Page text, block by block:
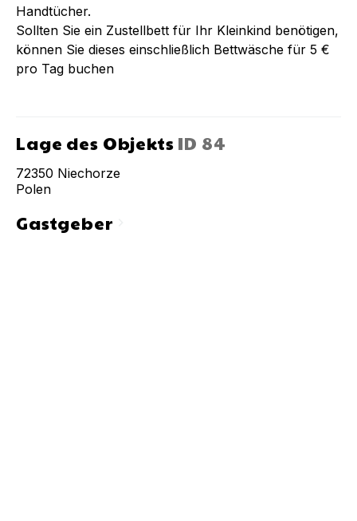
Handtücher.
Sollten Sie ein Zustellbett für Ihr Kleinkind benötigen,
können Sie dieses einschließlich Bettwäsche für 5 €
pro Tag buchen
Lage des Objekts ID 84
72350 Niechorze
Polen
Gastgeberchevron_right